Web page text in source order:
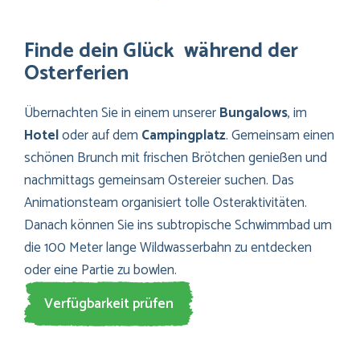
Finde dein Glück während der
Osterferien
Übernachten Sie in einem unsererBungalows, im
Hoteloder auf dem Campingplatz. Gemeinsam einen
schönen Brunch mit frischen Brötchen genießen und
nachmittags gemeinsam Ostereier suchen. Das
Animationsteam organisiert tolle Osteraktivitäten.
Danach können Sie ins subtropische Schwimmbad um
die 100 Meter lange Wildwasserbahn zu entdecken
oder eine Partie zu bowlen.
Verfügbarkeit prüfen